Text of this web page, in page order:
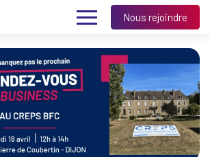
Nous rejoindre